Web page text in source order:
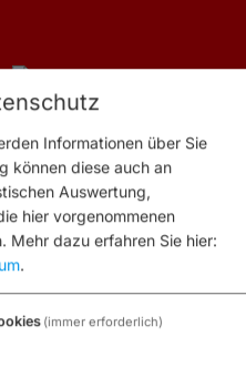
Informationen über Sie
können diese auch an
Auswertung,
hier vorgenommenen
Mehr dazu erfahren Sie hier:
.
(immer erforderlich)